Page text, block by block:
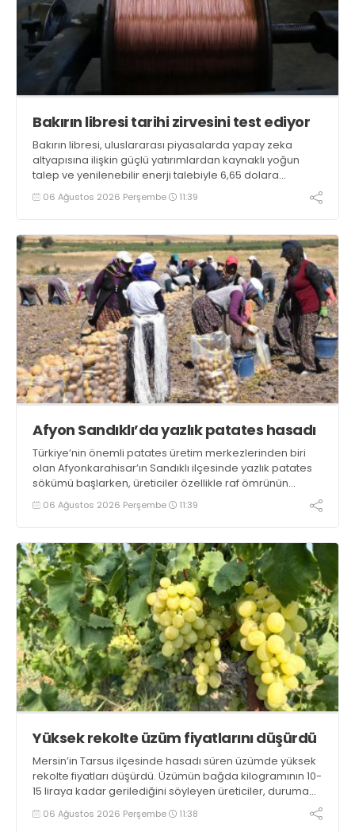
Bakırın libresi tarihi zirvesini test ediyor
Bakırın libresi, uluslararası piyasalarda yapay zeka
altyapısına ilişkin güçlü yatırımlardan kaynaklı yoğun
talep ve yenilenebilir enerji talebiyle 6,65 dolara
ulaşarak tarihi zirvesini test ediyor
06 Ağustos 2026 Perşembe 11:39
Afyon Sandıklı’da yazlık patates hasadı
Türkiye’nin önemli patates üretim merkezlerinden biri
olan Afyonkarahisar’ın Sandıklı ilçesinde yazlık patates
sökümü başlarken, üreticiler özellikle raf ömrünün
yaklaşık 2 ay olması ve rengi bakımından tüketimde
Sandıklı patatesinin daha fazla tercih edildiğini belirtti
06 Ağustos 2026 Perşembe 11:39
Yüksek rekolte üzüm fiyatlarını düşürdü
Mersin’in Tarsus ilçesinde hasadı süren üzümde yüksek
rekolte fiyatları düşürdü. Üzümün bağda kilogramının 10-
15 liraya kadar gerilediğini söyleyen üreticiler, duruma
tepki gösterdi
06 Ağustos 2026 Perşembe 11:38